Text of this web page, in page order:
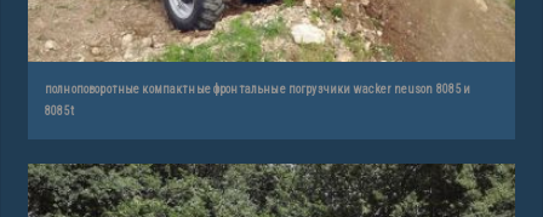
полноповоротные компактные фронтальные погрузчики wacker neuson 8085 и
8085t